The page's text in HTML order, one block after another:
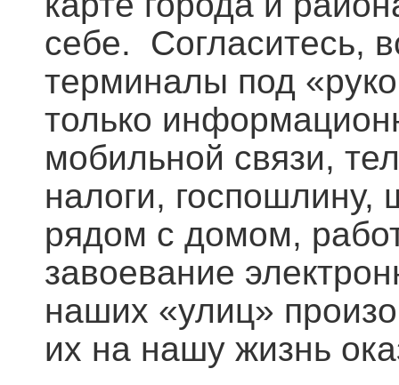
себе. Согласитесь,
терминалы под
только
мобильной связи,
налоги, госпошлину,
рядом с домом,
завоевание
наших «улиц»
их на нашу жизнь